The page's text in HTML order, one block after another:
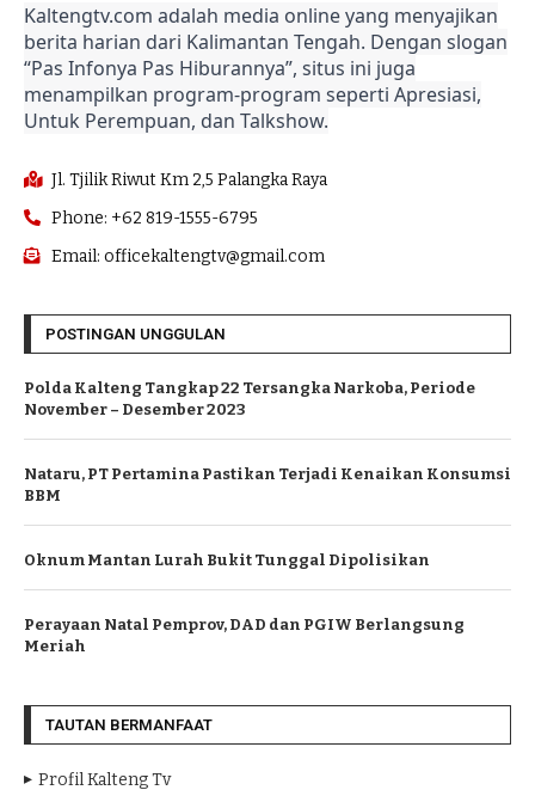
Kaltengtv.com adalah media online yang menyajikan
berita harian dari Kalimantan Tengah. Dengan slogan
“Pas Infonya Pas Hiburannya”, situs ini juga
menampilkan program-program seperti Apresiasi,
Untuk Perempuan, dan Talkshow.
Jl. Tjilik Riwut Km 2,5 Palangka Raya
Phone: +62 819-1555-6795
Email: officekaltengtv@gmail.com
POSTINGAN UNGGULAN
Polda Kalteng Tangkap 22 Tersangka Narkoba, Periode
November – Desember 2023
Nataru, PT Pertamina Pastikan Terjadi Kenaikan Konsumsi
BBM
Oknum Mantan Lurah Bukit Tunggal Dipolisikan
Perayaan Natal Pemprov, DAD dan PGIW Berlangsung
Meriah
TAUTAN BERMANFAAT
Profil Kalteng Tv